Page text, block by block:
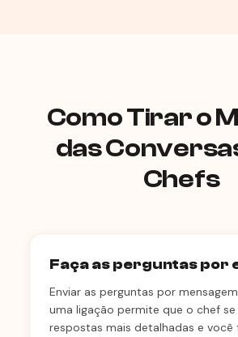
Como Tirar o
das
Chefs
Faça as perguntas por
Enviar as perguntas por
uma ligação permite que o chef
respostas mais detalhadas e você